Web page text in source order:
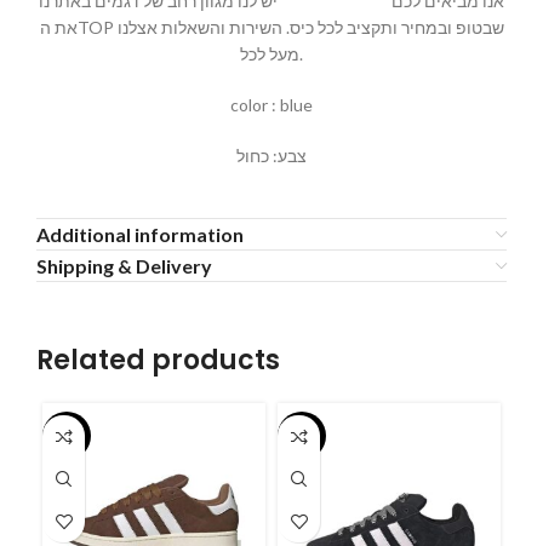
את הTOP שבטופ ובמחיר ותקציב לכל כיס. השירות והשאלות אצלנו
מעל לכל.
color : blue
צבע: כחול
Additional information
Shipping & Delivery
Related products
-55% -55%